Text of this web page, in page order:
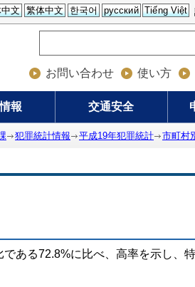
文 繁体中文 한국어 русский Tiếng Việt
お問い合わせ 使い方
報 交通安全
犯罪統計情報 平成19年犯罪統計 市町村
ある72.8%に比べ、高率を示し、